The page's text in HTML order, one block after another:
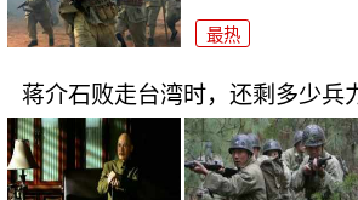
最热
蒋介石败走台湾时，还剩多少兵